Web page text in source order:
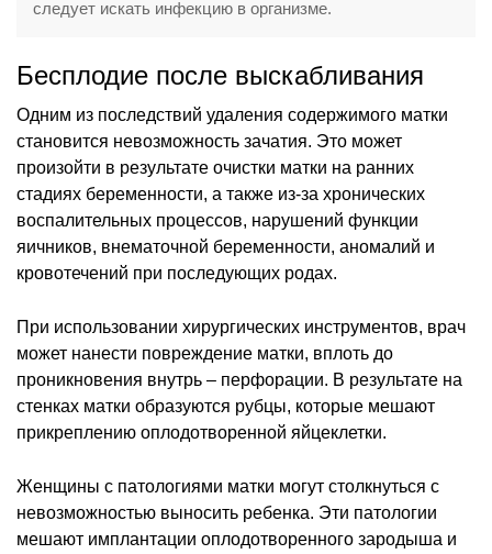
следует искать инфекцию в организме.
Бесплодие после выскабливания
Одним из последствий удаления содержимого матки
становится невозможность зачатия. Это может
произойти в результате очистки матки на ранних
стадиях беременности, а также из-за хронических
воспалительных процессов, нарушений функции
яичников, внематочной беременности, аномалий и
кровотечений при последующих родах.
При использовании хирургических инструментов, врач
может нанести повреждение матки, вплоть до
проникновения внутрь – перфорации. В результате на
стенках матки образуются рубцы, которые мешают
прикреплению оплодотворенной яйцеклетки.
Женщины с патологиями матки могут столкнуться с
невозможностью выносить ребенка. Эти патологии
мешают имплантации оплодотворенного зародыша и